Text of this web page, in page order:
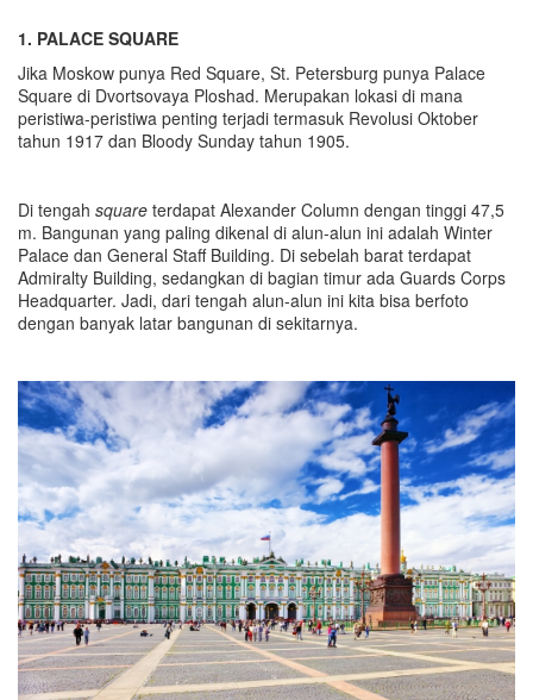
1. PALACE SQUARE
Jika Moskow punya Red Square, St. Petersburg punya Palace
Square di Dvortsovaya Ploshad. Merupakan lokasi di mana
peristiwa-peristiwa penting terjadi termasuk Revolusi Oktober
tahun 1917 dan Bloody Sunday tahun 1905.
Di tengah square terdapat Alexander Column dengan tinggi 47,5
m. Bangunan yang paling dikenal di alun-alun ini adalah Winter
Palace dan General Staff Building. Di sebelah barat terdapat
Admiralty Building, sedangkan di bagian timur ada Guards Corps
Headquarter. Jadi, dari tengah alun-alun ini kita bisa berfoto
dengan banyak latar bangunan di sekitarnya.